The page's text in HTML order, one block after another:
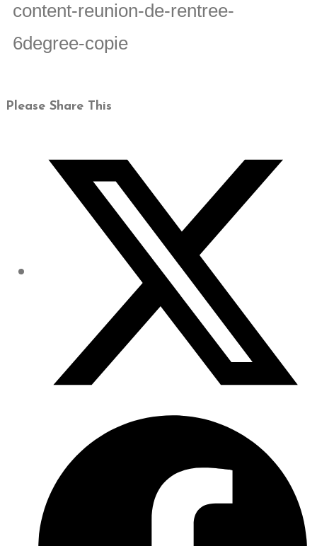
content-reunion-de-rentree-
6degree-copie
Please Share This